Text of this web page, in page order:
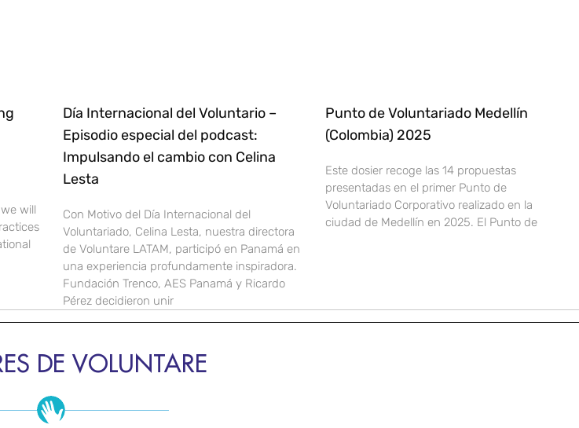
will
Día Internacional del Voluntario –
Episodio especial del podcast:
Impulsando el cambio con Celina
Lesta
Con Motivo del Día Internacional del
Voluntariado, Celina Lesta, nuestra directora
de Voluntare LATAM, participó en Panamá en
una experiencia profundamente inspiradora.
Fundación Trenco, AES Panamá y Ricardo
Pérez decidieron unir
Punto de Voluntariado Medellín
(Colombia) 2025
Este dosier recoge las 14 propuestas
presentadas en el primer Punto de
Voluntariado Corporativo realizado en la
ciudad de Medellín en 2025. El Punto de
DE VOLUNTARE